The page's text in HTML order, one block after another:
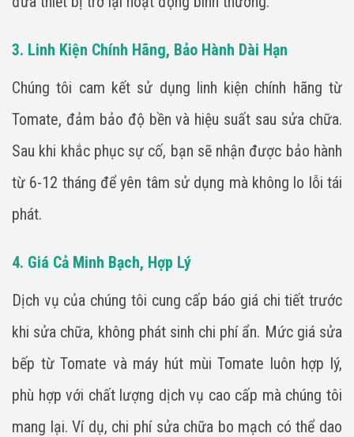
3. Linh Kiện Chính Hãng, Bảo Hành Dài Hạn
Chúng tôi cam kết sử dụng linh kiện chính hãng từ
Tomate, đảm bảo độ bền và hiệu suất sau sửa chữa.
Sau khi khắc phục sự cố, bạn sẽ nhận được bảo hành
từ 6-12 tháng để yên tâm sử dụng mà không lo lỗi tái
phát.
4. Giá Cả Minh Bạch, Hợp Lý
Dịch vụ của chúng tôi cung cấp báo giá chi tiết trước
khi sửa chữa, không phát sinh chi phí ẩn. Mức giá sửa
bếp từ Tomate và máy hút mùi Tomate luôn hợp lý,
phù hợp với chất lượng dịch vụ cao cấp mà chúng tôi
mang lại. Ví dụ, chi phí sửa chữa bo mạch có thể dao